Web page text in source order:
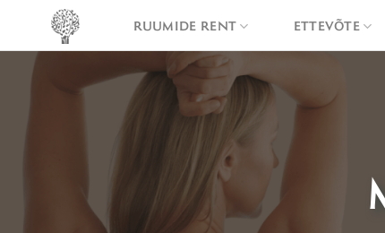
content
RUUMIDE RENT ETTEVÕTE